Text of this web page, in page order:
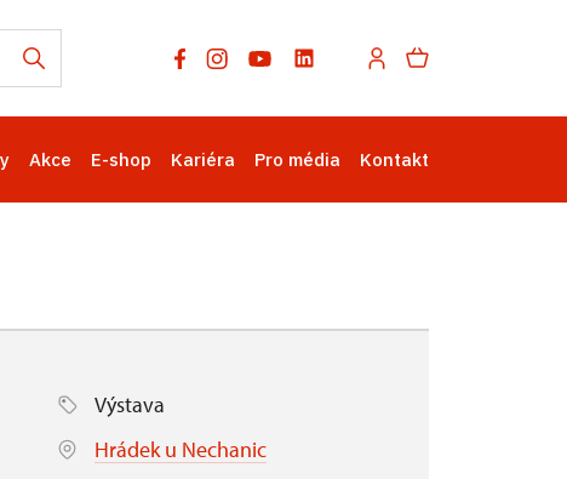
Akce E-shop Kariéra Pro média Kontakt
Výstava
Hrádek u Nechanic